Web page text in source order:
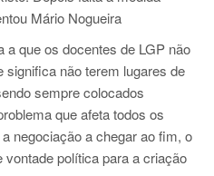
Mário Nogueira
a que os docentes de LGP não
não terem lugares de
sempre colocados
que afeta todos os
negociação a chegar ao fim, o
política para a criação